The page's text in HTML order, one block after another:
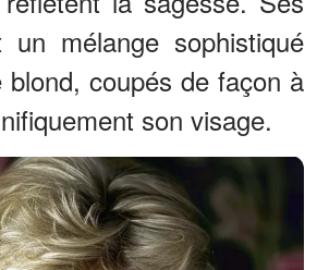
un mélange sophistiqué
coupés de façon à
son visage.